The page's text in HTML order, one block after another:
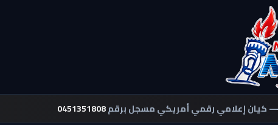
— كيان إعلامي رقمي أمريكي مسجل برقم0451351808